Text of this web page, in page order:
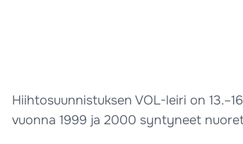
Hiihtosuunnistuksen VOL-leiri on
vuonna 1999 ja 2000 syntyneet